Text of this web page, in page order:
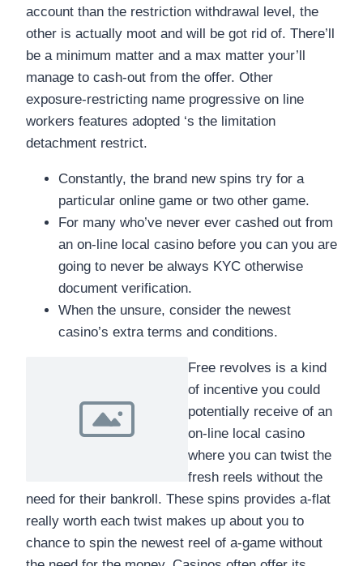
account than the restriction withdrawal level, the
other is actually moot and will be got rid of. There’ll
be a minimum matter and a max matter your’ll
manage to cash-out from the offer. Other
exposure-restricting name progressive on line
workers features adopted ‘s the limitation
detachment restrict.
Constantly, the brand new spins try for a
particular online game or two other game.
For many who’ve never ever cashed out from
an on-line local casino before you can you are
going to never be always KYC otherwise
document verification.
When the unsure, consider the newest
casino’s extra terms and conditions.
Free revolves is a kind
of incentive you could
potentially receive of an
on-line local casino
where you can twist the
fresh reels without the
need for their bankroll. These spins provides a-flat
really worth each twist makes up about you to
chance to spin the newest reel of a-game without